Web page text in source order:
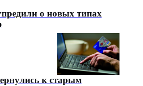
о новых типах
к старым